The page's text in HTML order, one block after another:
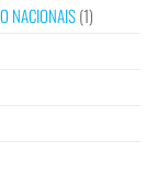
NACIONAIS(1)